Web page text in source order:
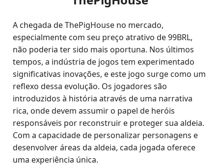
A chegada de ThePigHouse no mercado,
especialmente com seu preço atrativo de 99BRL,
não poderia ter sido mais oportuna. Nos últimos
tempos, a indústria de jogos tem experimentado
significativas inovações, e este jogo surge como um
reflexo dessa evolução. Os jogadores são
introduzidos à história através de uma narrativa
rica, onde devem assumir o papel de heróis
responsáveis por reconstruir e proteger sua aldeia.
Com a capacidade de personalizar personagens e
desenvolver áreas da aldeia, cada jogada oferece
uma experiência única.